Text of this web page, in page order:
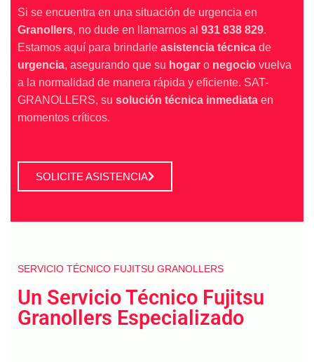
Si se encuentra en una situación de urgencia en
Granollers, no dude en llamarnos al 931 838 829.
Estamos aquí para brindarle asistencia técnica de
urgencia, asegurando que su hogar o negocio vuelva
a la normalidad de manera rápida y eficiente. SAT-
GRANOLLERS, su solución técnica inmediata en
momentos críticos.
SOLICITE ASISTENCIA
SERVICIO TÉCNICO FUJITSU GRANOLLERS
Un Servicio Técnico Fujitsu
Granollers Especializado